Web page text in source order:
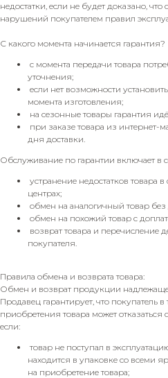
недостатки, если не будет доказано,
нарушений покупателем правил
С какого момента начинается гарантия?
с момента передачи товара
уточнения;
если нет возможности
момента изготовления;
на сезонные товары гарантия
при заказе товара из интернет-
дня доставки.
Обслуживание по гарантии включает в
устранение недостатков
центрах;
обмен на аналогичный товар без
обмен на похожий товар с
возврат товара и перечисление
покупателя.
Правила обмена и возврата товара:
Обмен и возврат продукции
Продавец гарантирует, что покупатель
приобретения товара может отказаться
если:
товар не поступал в
находится в упаковке со всеми
на приобретение товара;